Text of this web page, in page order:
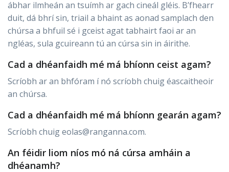
ábhar ilmheán an tsuímh ar gach cineál gléis. B’fhearr
duit, dá bhrí sin, triail a bhaint as aonad samplach den
chúrsa a bhfuil sé i gceist agat tabhairt faoi ar an
ngléas, sula gcuireann tú an cúrsa sin in áirithe.
Cad a dhéanfaidh mé má bhíonn ceist agam?
Scríobh ar an bhfóram í nó scríobh chuig éascaitheoir
an chúrsa.
Cad a dhéanfaidh mé má bhíonn gearán agam?
Scríobh chuig eolas@ranganna.com.
An féidir liom níos mó ná cúrsa amháin a
dhéanamh?